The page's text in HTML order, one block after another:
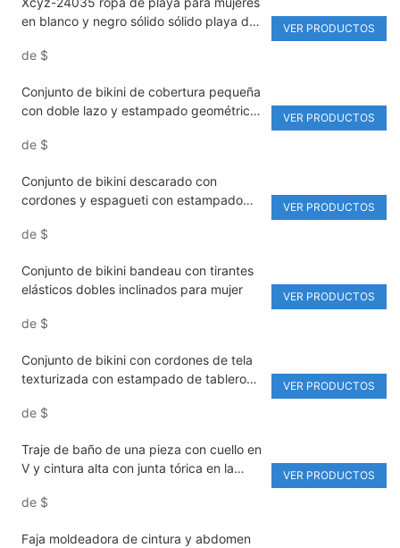
en blanco y negro sólido sólido playa de
de $
VER PRODUCTOS
Conjunto de bikini de cobertura pequeña
con doble lazo y estampado geométrico
de $
VER PRODUCTOS
Conjunto de bikini descarado con
cordones y espagueti con estampado
de $
VER PRODUCTOS
Conjunto de bikini bandeau con tirantes
elásticos dobles inclinados para mujer
de $
VER PRODUCTOS
Conjunto de bikini con cordones de tela
texturizada con estampado de tablero
de $
VER PRODUCTOS
Traje de baño de una pieza con cuello en
V y cintura alta con junta tórica en la
de $
VER PRODUCTOS
Faja moldeadora de cintura y abdomen